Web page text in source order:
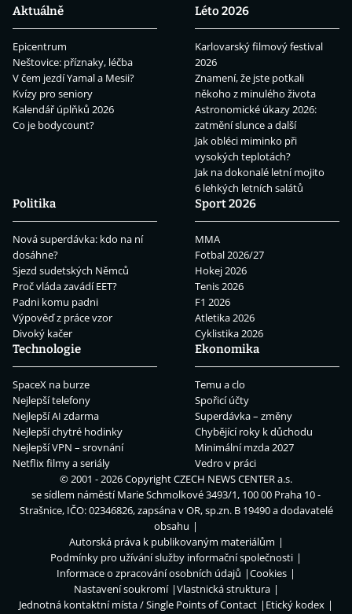
Aktuálně
Epicentrum
Neštovice: příznaky, léčba
V čem jezdí Yamal a Mesii?
Kvízy pro seniory
Kalendář úplňků 2026
Co je bodycount?
Léto 2026
Karlovarský filmový festival
2026
Znamení, že jste potkali
někoho z minulého života
Astronomické úkazy 2026:
zatmění slunce a další
Jak obléci miminko při
vysokých teplotách?
Jak na dokonalé letní mojito
6 lehkých letních salátů
Politika
Nová superdávka: kdo na ní
dosáhne?
Sjezd sudetských Němců
Proč vláda zavádí EET?
Padni komu padni
Výpověď z práce vzor
Divoký kačer
Sport 2026
MMA
Fotbal 2026/27
Hokej 2026
Tenis 2026
F1 2026
Atletika 2026
Cyklistika 2026
Technologie
SpaceX na burze
Nejlepší telefony
Nejlepší AI zdarma
Nejlepší chytré hodinky
Nejlepší VPN – srovnání
Netflix filmy a seriály
Ekonomika
Temu a clo
Spořicí účty
Superdávka – změny
Chybějící roky k důchodu
Minimální mzda 2027
Vedro v práci
© 2001 - 2026 CopyrightCZECH NEWS CENTER a.s.
se sídlem náměstí Marie Schmolkové 3493/1, 100 00 Praha 10 -
Strašnice, IČO: 02346826, zapsána v OR, sp.zn. B 19490 a dodavatelé
obsahu
Autorská práva k publikovaným materiálům
Podmínky pro užívání služby informační společnosti
Informace o zpracování osobních údajů
Cookies
Nastavení soukromí
Vlastnická struktura
Jednotná kontaktní místa / Single Points of Contact
Etický kodex